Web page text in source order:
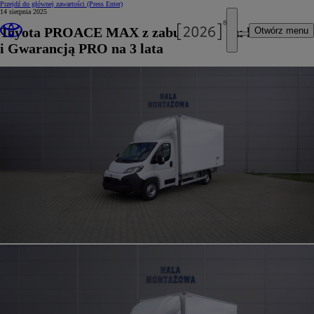
Przejdź do głównej zawartości (Press Enter)
Otwórz menu
14 sierpnia 2025
Toyota PROACE MAX z zabudową typu kontener
i Gwarancją PRO na 3 lata